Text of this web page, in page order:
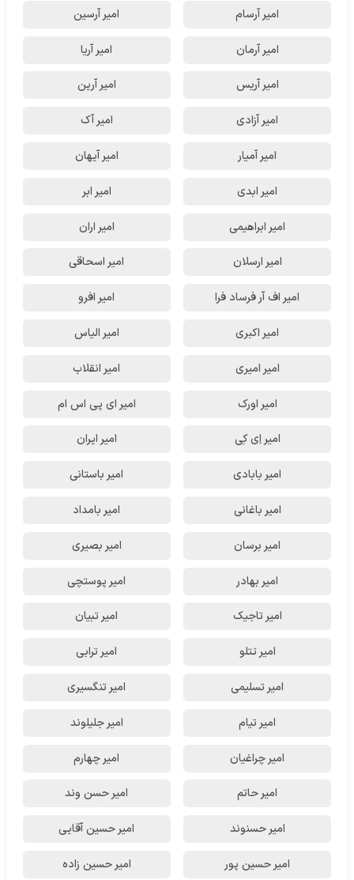
امیر آرسام امیر آرسین
امیر آرمان امیر آریا
امیر آریس امیر آرین
امیر آزادی امیر آک
امیر آمیار امیر آیهان
امیر ابدی امیر ابر
امیر ابراهیمی امیر اران
امیر ارسلان امیر اسحاقی
امیر اف آر فرساد فرا امیر افرو
امیر اکبری امیر الیاس
امیر امیری امیر انقلاب
امیر اورک امیر ای پی اس ام
امیر اِی کِی امیر ایران
امیر بابادی امیر باستانی
امیر باغانی امیر بامداد
امیر برسان امیر بصیری
امیر بهادر امیر پوستچی
امیر تاجیک امیر تبیان
امیر تتلو امیر ترابی
امیر تسلیمی امیر تنگسیری
امیر تیام امیر جلیلوند
امیر چراغیان امیر چهارم
امیر حاتم امیر حسن وند
امیر حسنوند امیر حسین آقایی
امیر حسین پور امیر حسین زاده